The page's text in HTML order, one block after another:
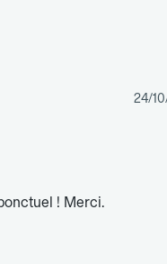
24/
! Merci.